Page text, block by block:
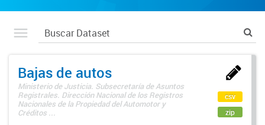
Bajas de autos
Ministerio de Justicia. Subsecretaría de Asuntos
Registrales. Dirección Nacional de los Registros
Nacionales de la Propiedad del Automotor y
Créditos ...
csv
zip